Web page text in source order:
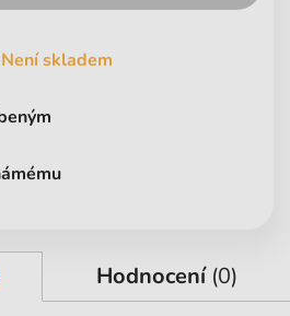
Není skladem
Hodnocení (0)